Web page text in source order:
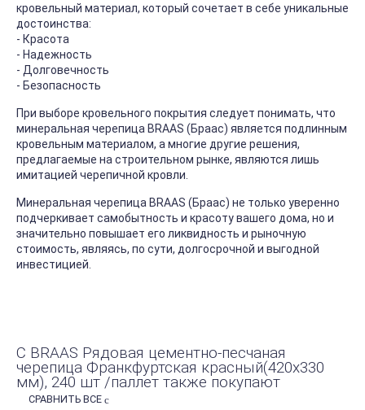
кровельный материал, который сочетает в себе уникальные
достоинства:
- Красота
- Надежность
- Долговечность
- Безопасность
При выборе кровельного покрытия следует понимать, что
минеральная черепица BRAAS (Браас) является подлинным
кровельным материалом, а многие другие решения,
предлагаемые на строительном рынке, являются лишь
имитацией черепичной кровли.
Минеральная черепица BRAAS (Браас) не только уверенно
подчеркивает самобытность и красоту вашего дома, но и
значительно повышает его ликвидность и рыночную
стоимость, являясь, по сути, долгосрочной и выгодной
инвестицией.
С BRAAS Рядовая цементно-песчаная
черепица Франкфуртская красный(420х330
мм), 240 шт /паллет также покупают
СРАВНИТЬ ВСЕ